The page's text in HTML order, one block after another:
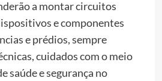
a montar circuitos
e componentes
e prédios, sempre
cuidados com o meio
saúde e segurança no